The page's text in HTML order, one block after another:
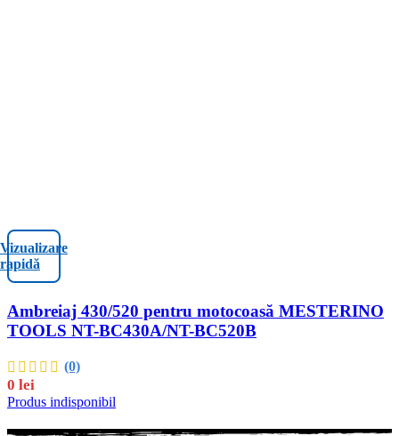
Vizualizare
rapidă
Ambreiaj 430/520 pentru motocoasă MESTERINO
TOOLS NT-BC430A/NT-BC520B
(0)
0 lei
Produs indisponibil